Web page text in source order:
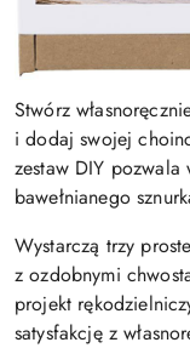
Stwórz
i dodaj swojej
zestaw DIY
bawełnianego
Wystarczą trzy
z ozdobnymi
projekt
satysfakcję z